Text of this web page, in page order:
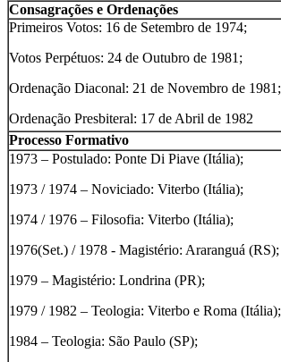
Consagrações e Ordenações
Primeiros Votos: 16 de Setembro de 1974;
Votos Perpétuos: 24 de Outubro de 1981;
Ordenação Diaconal: 21 de Novembro de 1981;
Ordenação Presbiteral: 17 de Abril de 1982
Processo Formativo
1973 – Postulado: Ponte Di Piave (Itália);
1973 / 1974 – Noviciado: Viterbo (Itália);
1974 / 1976 – Filosofia: Viterbo (Itália);
1976(Set.) / 1978 - Magistério: Araranguá (RS);
1979 – Magistério: Londrina (PR);
1979 / 1982 – Teologia: Viterbo e Roma (Itália);
1984 – Teologia: São Paulo (SP);